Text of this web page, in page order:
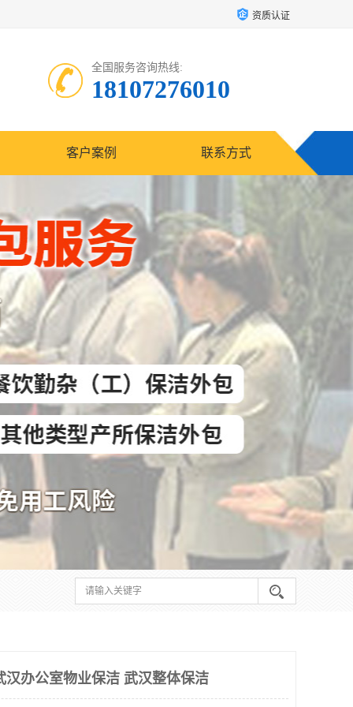
资质认证
全国服务咨询热线:
18107276010
客户案例 联系方式
汉办公室物业保洁 武汉整体保洁